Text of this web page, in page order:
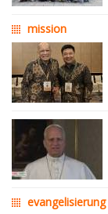
mission
evangelisierung